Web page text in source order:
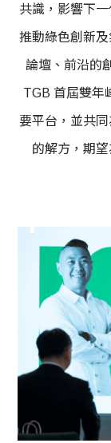
共識，影響下
推動綠色創新
論壇、前沿的
TGB 首屆雙年
要平台，並共
的解方，期